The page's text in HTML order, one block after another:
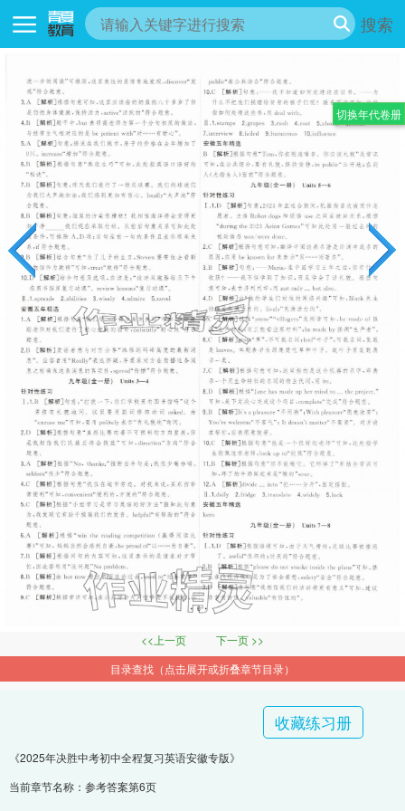
搜索
<<上一页
下一页 >>
目录查找（点击展开或折叠章节目录）
收藏练习册
《2025年决胜中考初中全程复习英语安徽专版》
当前章节名称：参考答案第6页
切换年代卷册